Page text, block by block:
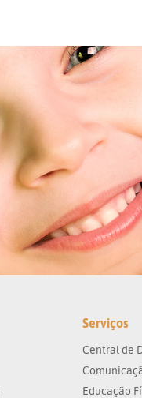
Serviços
Central de
Educação